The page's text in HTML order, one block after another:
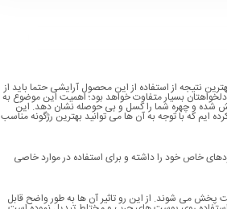
نتیجه از استفاده از این محصول آرایشی حتما باید از
بسیار متفاوت خواهد بود؛ اهمیت این موضوع به
شده و چهره شما را کسل و بی حوصله نشان دهد. این
5 گام برای خرید رژگونه به شما معرفی کرده ایم که با توجه به آن ها می توانید بهترین رژگونه مناسب
خاص خود را داشته و برای استفاده در موارد خاصی
پخش می شوند. از این رو تاثیر آن ها به طور واضح قابل